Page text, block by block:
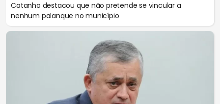
Catanho destacou que não pretende se vincular a
nenhum palanque no município